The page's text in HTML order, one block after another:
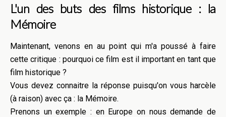
L'un des buts des films historique : la
Mémoire
Maintenant, venons en au point qui m'a poussé à faire
cette critique : pourquoi ce film est il important en tant que
film historique ?
Vous devez connaitre la réponse puisqu'on vous harcèle
(à raison) avec ça : la Mémoire.
Prenons un exemple : en Europe on nous demande de